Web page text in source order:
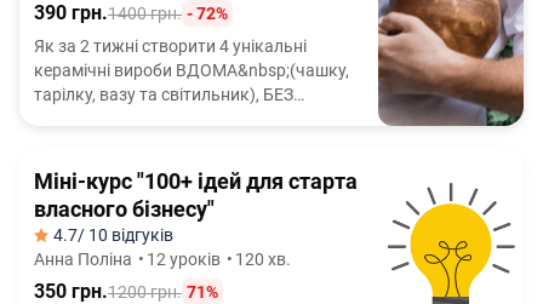
390 грн.1400 грн. - 72%
Як за 2 тижні створити 4 унікальні
керамічні вироби ВДОМА&nbsp;(чашку,
тарілку, вазу та світильник), БЕЗ
Міні-курс "100+ ідей для старта
власного бізнесу"
4.7/ 10 відгуків
Анна Поліна • 12 уроків • 120 хв.
350 грн.1200 грн. 71%